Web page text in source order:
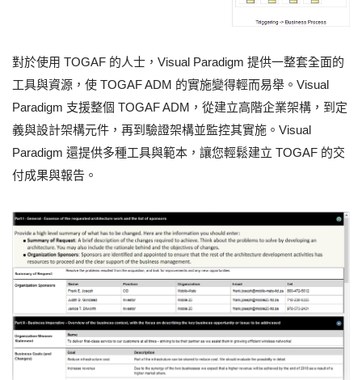
對於使用 TOGAF 的人士，Visual Paradigm 提供一整套全面的
工具與資源，使 TOGAF ADM 的實施變得輕而易舉。Visual
Paradigm 支援整個 TOGAF ADM，從建立高階企業架構，到定
義與設計架構元件，再到驗證架構並監控其實施。Visual
Paradigm 還提供多種工具與範本，讓您輕鬆建立 TOGAF 的交
付成果與報告。